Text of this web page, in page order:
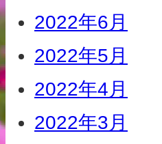
2022年6月
2022年5月
2022年4月
2022年3月